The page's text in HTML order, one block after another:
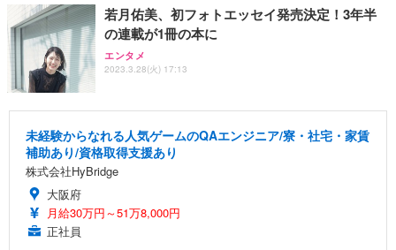
若月佑美、初フォトエッセイ発売決定！3年半
の連載が1冊の本に
エンタメ
2023.3.28(火) 17:13
未経験からなれる人気ゲームのQAエンジニア/寮・社宅・家賃
補助あり/資格取得支援あり
株式会社HyBridge
大阪府
月給30万円～51万8,000円
正社員